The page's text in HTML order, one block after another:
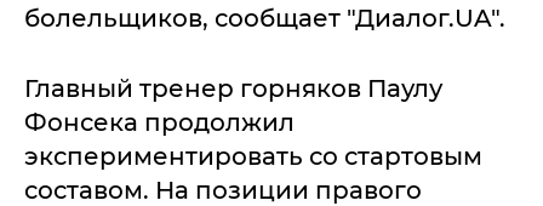
болельщиков, сообщает "Диалог.UA".
Главный тренер горняков Паулу
Фонсека продолжил
экспериментировать со стартовым
составом. На позиции правого